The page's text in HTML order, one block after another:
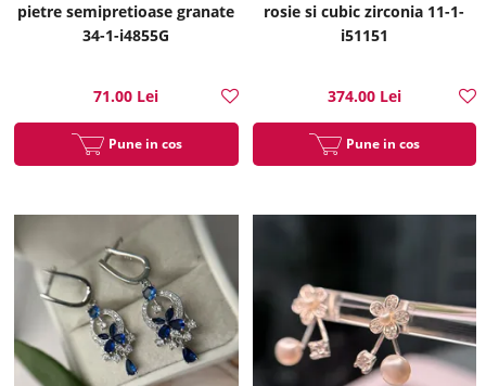
pietre semipretioase granate
34-1-i4855G
71.00 Lei
Pune in cos
rosie si cubic zirconia 11-1-
i51151
374.00 Lei
Pune in cos